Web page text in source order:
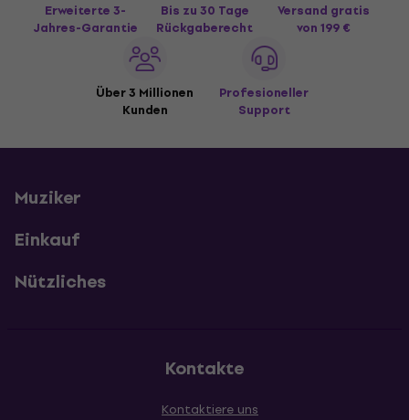
Erweiterte 3-
Jahres-Garantie
Bis zu 30 Tage
Rückgaberecht
Versand gratis
von 199 €
Über 3 Millionen
Kunden
Profesioneller
Support
Muziker
Einkauf
Nützliches
Kontakte
Kontaktiere uns